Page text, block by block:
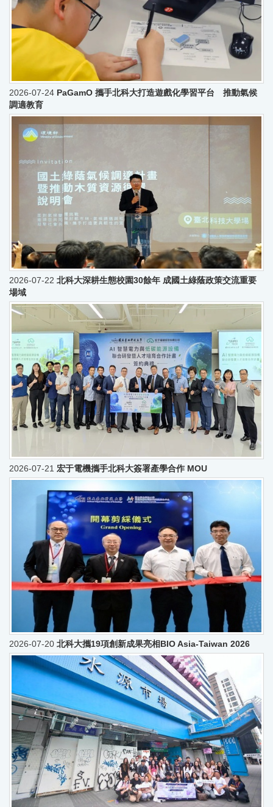
2026-07-24 PaGamO 攜手北科大打造遊戲化學習平台 推動氣候
調適教育
2026-07-22 北科大深耕生態校園30餘年 成國土綠蔭政策交流重要
場域
2026-07-21 宏于電機攜手北科大簽署產學合作 MOU
2026-07-20 北科大攜19項創新成果亮相BIO Asia-Taiwan 2026